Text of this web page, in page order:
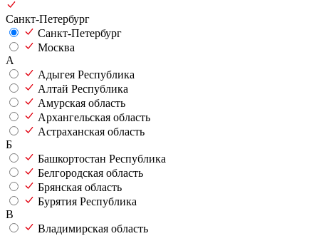
Санкт-Петербург
Санкт-Петербург
Москва
А
Адыгея Республика
Алтай Республика
Амурская область
Архангельская область
Астраханская область
Б
Башкортостан Республика
Белгородская область
Брянская область
Бурятия Республика
В
Владимирская область